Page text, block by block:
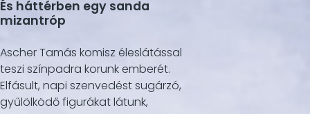
És háttérben egy sanda
mizantróp
Ascher Tamás komisz éleslátással
teszi színpadra korunk emberét.
Elfásult, napi szenvedést sugárzó,
gyűlölködő figurákat látunk,